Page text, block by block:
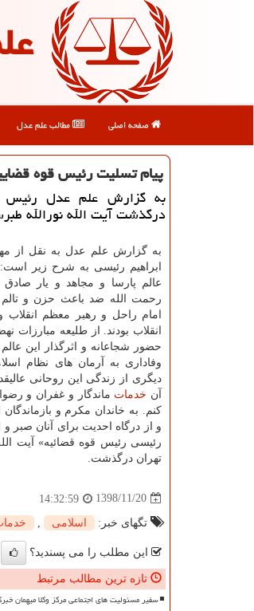
صفحه اصلی مطالب علم عدل
پیام تسلیت رئیس قوه
به گزارش علم عدل رئیس
درگذشت آیت الله نورالله
به گزارش علم عدل به نقل از
ابراهیم رئیسی به شرح زیر
عالم پارسا و مجاهد و یار صادق
رحمت الله ضد باعث حزن و
امام راحل و رهبر معظم انقلاب
انقلاب بودند. از طلیعه مبارزات
حضور شجاعانه و اثرگذار این
وفاداری به آرمان های نظام
دیگری از زندگی این روحانی
آن خدمات ماندگار و غفران و
كنم. به خاندان مكرم و
و از درگاه احدیت برای آنان صبر
رئیسی رئیس قوه قضائیه» آیت
تهران درگذشت.
1398/11/20
14:32:59
تگهای خبر: اسلامی
این مطلب را می پسندید؟
تازه ترین مطالب مرتبط
سفیر مسئولیت های اجتماعی مرکز وکلا میهمان